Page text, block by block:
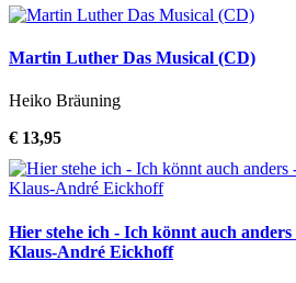
Martin Luther Das Musical (CD)
Heiko Bräuning
€ 13,95
Hier stehe ich - Ich könnt auch
Klaus-André Eickhoff